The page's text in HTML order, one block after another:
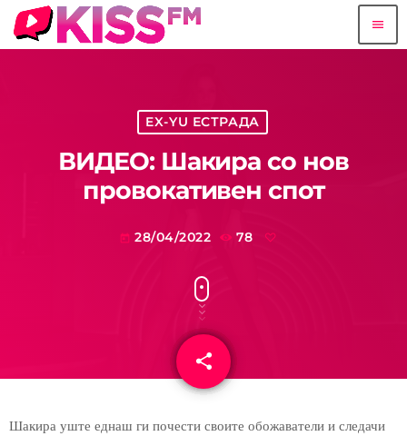
menu
EX-YU ЕСТРАДА
ВИДЕО: Шакира со нов
провокативен спот
today 28/04/2022 78
share
email
Шакира уште еднаш ги почести своите обожаватели и следачи